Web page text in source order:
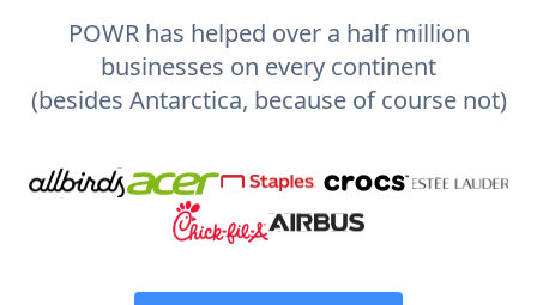
POWR has helped over a half million
businesses on every continent
(besides Antarctica, because of course not)